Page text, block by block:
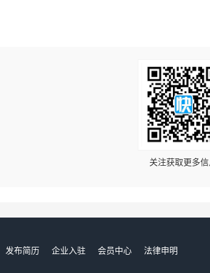
关注获取更多
发布简历 企业入驻 会员中心
法律申明